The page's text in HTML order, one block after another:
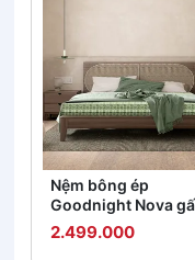
Nệm bông ép
Goodnight Nova
dày 5/9cm
2.499.000